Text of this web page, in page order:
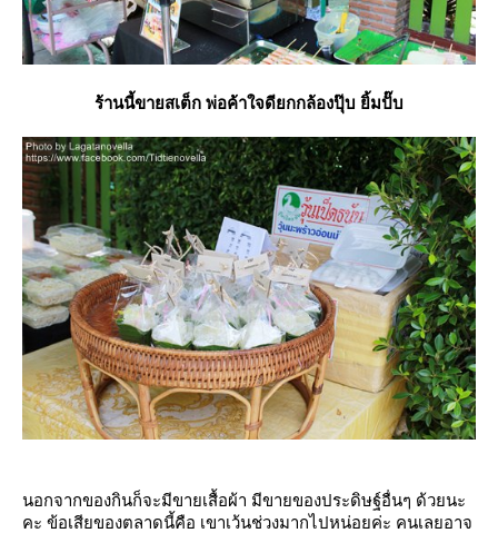
ร้านนี้ขายสเต็ก พ่อค้าใจดียกกล้องปุ๊บ ยิ้มปั๊บ
นอกจากของกินก็จะมีขายเสื้อผ้า มีขายของประดิษฐ์อื่นๆ ด้วยนะ
คะ ข้อเสียของตลาดนี้คือ เขาเว้นช่วงมากไปหน่อยค่ะ คนเลยอาจ